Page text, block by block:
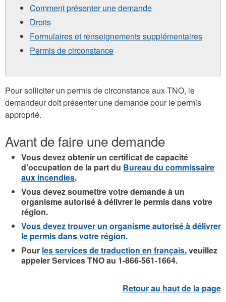
Comment présenter une demande
Droits
Formulaires et renseignements supplémentaires
Permis de circonstance
Pour solliciter un permis de circonstance aux TNO, le
demandeur doit présenter une demande pour le permis
approprié.
Avant de faire une demande
Vous devez obtenir un certificat de capacité
d’occupation de la part du Bureau du commissaire
aux incendies.
Vous devez soumettre votre demande à un
organisme autorisé à délivrer le permis dans votre
région.
Vous devez trouver un organisme autorisé à délivrer
le permis dans votre région.
Pour les services de traduction en français, veuillez
appeler Services TNO au 1-866-561-1664.